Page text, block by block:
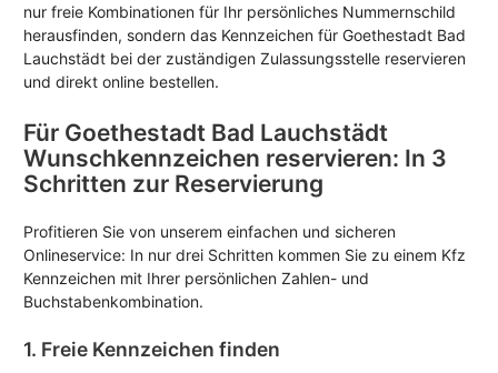
nur freie Kombinationen für Ihr persönliches Nummernschild
herausfinden, sondern das Kennzeichen für Goethestadt Bad
Lauchstädt bei der zuständigen Zulassungsstelle reservieren
und direkt online bestellen.
Für Goethestadt Bad Lauchstädt
Wunschkennzeichen reservieren: In 3
Schritten zur Reservierung
Profitieren Sie von unserem einfachen und sicheren
Onlineservice: In nur drei Schritten kommen Sie zu einem Kfz
Kennzeichen mit Ihrer persönlichen Zahlen- und
Buchstabenkombination.
1. Freie Kennzeichen finden